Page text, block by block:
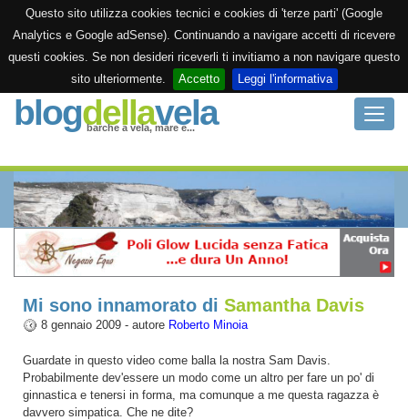
Questo sito utilizza cookies tecnici e cookies di 'terze parti' (Google
Analytics e Google adSense). Continuando a navigare accetti di ricevere
questi cookies. Se non desideri riceverli ti invitiamo a non navigare questo
sito ulteriormente.
Accetto Leggi l'informativa
blogdellavela
barche a vela, mare e...
Toggle
Home
Diario di bordo
Archivio
Siti utili
Contattami
Mi sono innamorato di Samantha Davis
8 gennaio 2009 - autore Roberto Minoia
Guardate in questo video come balla la nostra Sam Davis.
Probabilmente dev'essere un modo come un altro per fare un po' di
ginnastica e tenersi in forma, ma comunque a me questa ragazza è
davvero simpatica. Che ne dite?